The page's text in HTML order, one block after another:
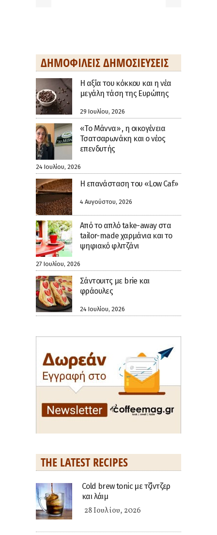
ΔΗΜΟΦΙΛΕΊΣ ΔΗΜΟΣΙΕΎΣΕΙΣ
H αξία του κόκκου και η νέα
μεγάλη τάση της Ευρώπης
29 Ιουλίου, 2026
«Το Μάννα» , η οικογένεια
Τσατσαρωνάκη και ο νέος
επενδυτής
24 Ιουλίου, 2026
Η επανάσταση του «Low Caf»
4 Αυγούστου, 2026
Από το απλό take-away στα
tailor-made χαρμάνια και το
ψηφιακό φλιτζάνι
27 Ιουλίου, 2026
Σάντουιτς με brie και
φράουλες
24 Ιουλίου, 2026
THE LATEST RECIPES
Cold brew tonic με τζίντζερ
και λάιμ
28 Ιουλίου, 2026